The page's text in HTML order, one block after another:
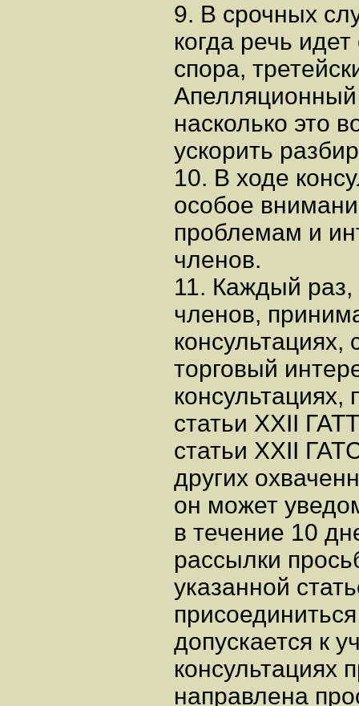
9. В срочных
когда речь
спора,
Апелляционный
насколько это
ускорить
10. В ходе
особое
проблемам и
членов.
11. Каждый раз,
членов,
торговый
статьи XXII
статьи XXII
других
он может
в течение 10
рассылки
указанной
допускается к
консультациях
направлена